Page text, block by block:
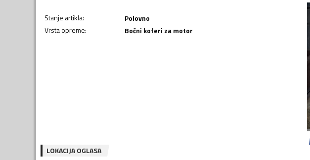
Stanje artikla:
Polovno
Vrsta opreme: Bočni koferi za motor
LOKACIJA OGLASA